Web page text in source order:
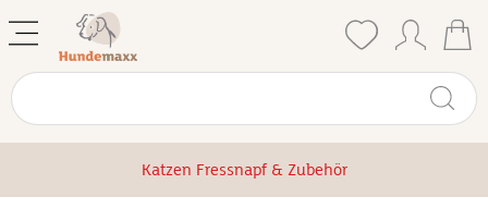
Katzen Fressnapf & Zubehör